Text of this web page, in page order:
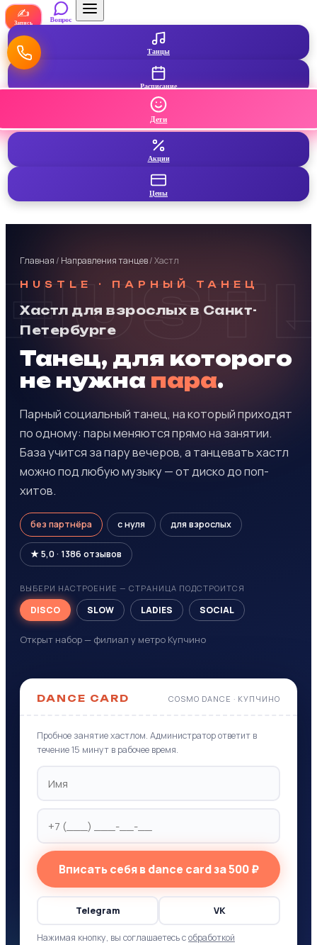
✍
Запись Вопрос
Танцы
Расписание
Дети
Акции
Цены
Главная / Направления танцев/ Хастл
HUSTLE · ПАРНЫЙ ТАНЕЦ
Хастл для взрослых в Санкт-
Петербурге
Танец, для которого
не нужна пара.
Парный социальный танец, на который приходят
по одному: пары меняются прямо на занятии.
База учится за пару вечеров, а танцевать хастл
можно под любую музыку — от диско до поп-
хитов.
без партнёра с нуля для взрослых
★ 5,0 · 1386 отзывов
ВЫБЕРИ НАСТРОЕНИЕ — СТРАНИЦА ПОДСТРОИТСЯ
DISCO SLOW LADIES SOCIAL
Открыт набор — филиал у метро Купчино
DANCE CARD COSMO DANCE · КУПЧИНО
Пробное занятие хастлом. Администратор ответит в
течение 15 минут в рабочее время.
Вписать себя в dance card за 500 ₽
Telegram VK
Нажимая кнопку, вы соглашаетесь собработкой